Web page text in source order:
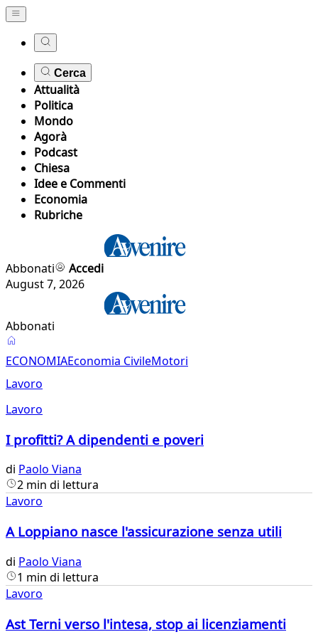
Cerca
Attualità
Politica
Mondo
Agorà
Podcast
Chiesa
Idee e Commenti
Economia
Rubriche
Abbonati
Accedi
August 7, 2026
Abbonati
Lavoro
ECONOMIAEconomia CivileMotori
Lavoro
Lavoro
I profitti? A dipendenti e poveri
di Paolo Viana
2 min di lettura
Lavoro
A Loppiano nasce l'assicurazione senza utili
di Paolo Viana
1 min di lettura
Lavoro
Ast Terni verso l'intesa, stop ai licenziamenti